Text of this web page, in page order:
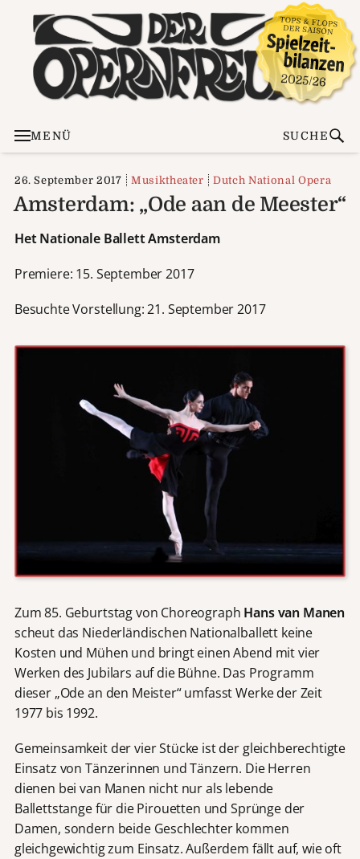
MENÜ SUCHE
26. September 2017 Musiktheater Dutch National Opera
Amsterdam: „Ode aan de Meester“
Het Nationale Ballett Amsterdam
Premiere: 15. September 2017
Besuchte Vorstellung: 21. September 2017
Zum 85. Geburtstag von Choreograph Hans van Manen
scheut das Niederländischen Nationalballett keine
Kosten und Mühen und bringt einen Abend mit vier
Werken des Jubilars auf die Bühne. Das Programm
dieser „Ode an den Meister“ umfasst Werke der Zeit
1977 bis 1992.
Gemeinsamkeit der vier Stücke ist der gleichberechtigte
Einsatz von Tänzerinnen und Tänzern. Die Herren
dienen bei van Manen nicht nur als lebende
Ballettstange für die Pirouetten und Sprünge der
Damen, sondern beide Geschlechter kommen
gleichgewichtig zum Einsatz. Außerdem fällt auf, wie oft